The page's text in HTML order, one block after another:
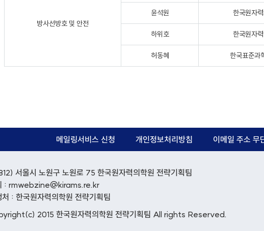
방사선방호 및 안전
윤석원 한국원자
하위호 한국원자
허동혜 한국표준과
메일링서비스 신청 개인정보처리방침 이메일 주소 무
서울시 노원구 노원로 75 한국원자력의학원 전략기획팀
: rmwebzine@kirams.re.kr
처 : 한국원자력의학원 전략기획팀
2015 한국원자력의학원 전략기획팀 All rights Reserved.